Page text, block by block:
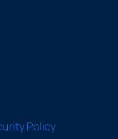
Policy